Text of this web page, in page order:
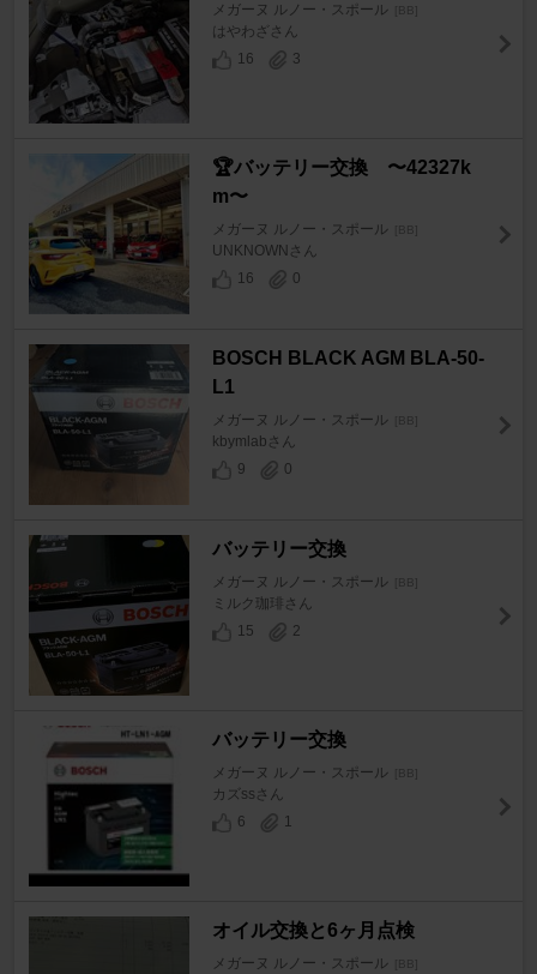
メガーヌ ルノー・スポール [BB]
はやわざさん
16
3
🏆バッテリー交換 〜42327k
m〜
メガーヌ ルノー・スポール [BB]
UNKNOWNさん
16
0
BOSCH BLACK AGM BLA-50-
L1
メガーヌ ルノー・スポール [BB]
kbymlabさん
9
0
バッテリー交換
メガーヌ ルノー・スポール [BB]
ミルク珈琲さん
15
2
バッテリー交換
メガーヌ ルノー・スポール [BB]
カズssさん
6
1
オイル交換と6ヶ月点検
メガーヌ ルノー・スポール [BB]